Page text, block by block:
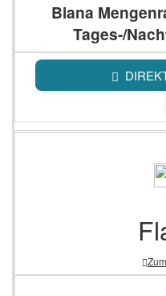
Biana
Tages-/